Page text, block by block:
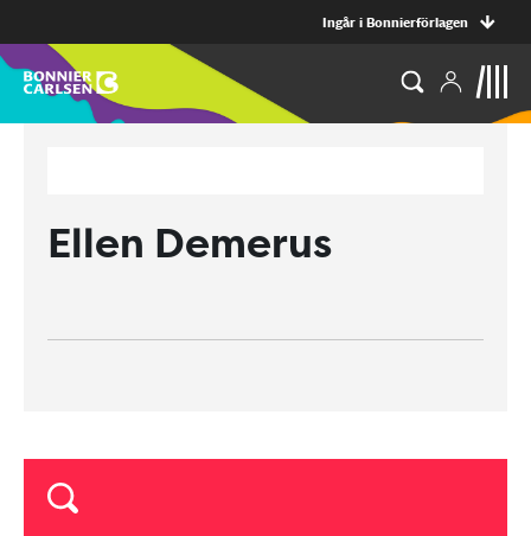
Ingår i Bonnierförlagen
Ellen Demerus